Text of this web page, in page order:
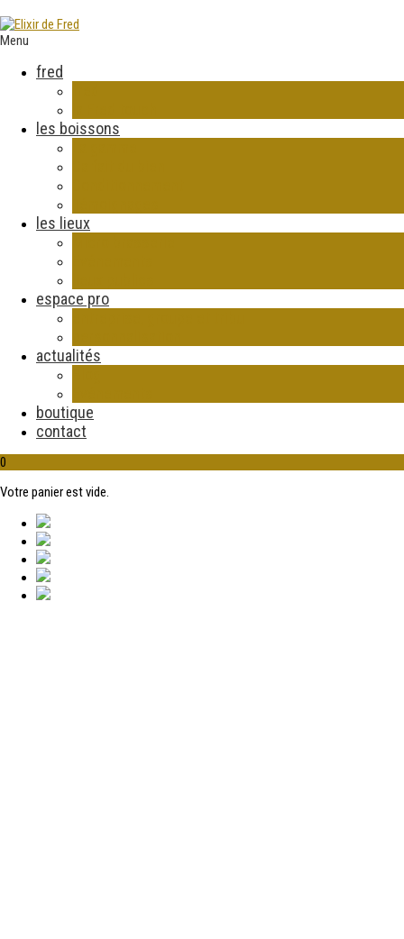
Menu
fred
les boissons
les lieux
espace pro
actualités
boutique
contact
0
Votre panier est vide.